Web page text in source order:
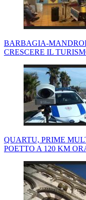
BARBAGIA-
CRESCERE IL
QUARTU, PRIME
POETTO A 120 KM